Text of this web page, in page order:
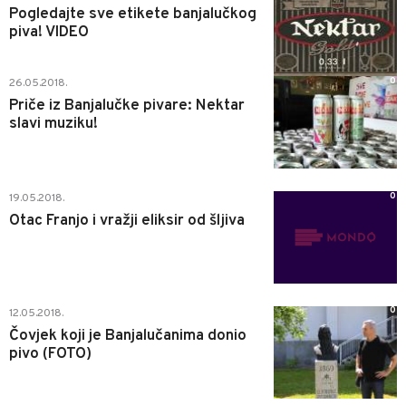
Pogledajte sve etikete banjalučkog
piva! VIDEO
26.05.2018.
Priče iz Banjalučke pivare: Nektar
slavi muziku!
0
19.05.2018.
Otac Franjo i vražji eliksir od šljiva
0
12.05.2018.
Čovjek koji je Banjalučanima donio
pivo (FOTO)
0